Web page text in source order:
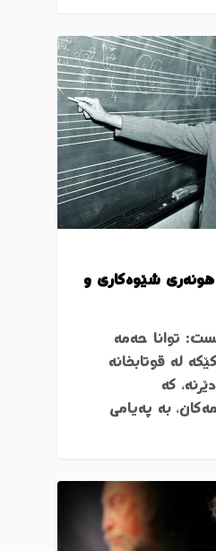
شێوەکاری و
توانا حەمە
لە قوتابخانە
كە
بە پەیامی